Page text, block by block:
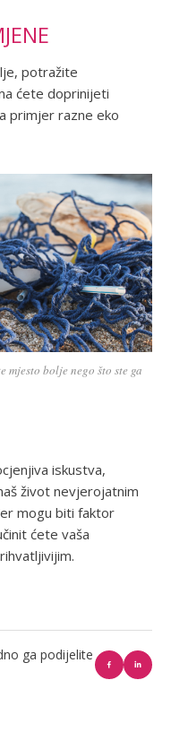
potražite
ćete doprinijeti
primjer razne eko
mjesto bolje nego što ste ga
iskustva,
život nevjerojatnim
mogu biti faktor
ćete vaša
ga podijelite